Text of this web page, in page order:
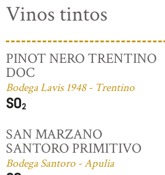
Vinos tintos
PINOT NERO TRENTINO
DOC
Bodega Lavis 1948 - Trentino
SAN MARZANO
SANTORO PRIMITIVO
Bodega Santoro - Apulia